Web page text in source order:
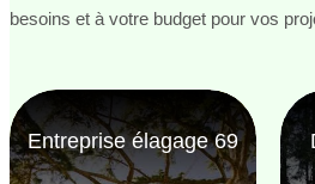
besoins et à votre budget pour vos
Entreprise élagage 69